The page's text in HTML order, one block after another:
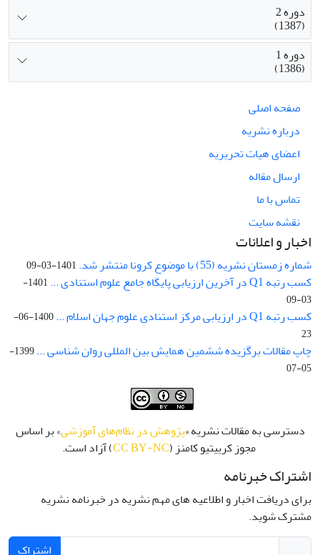
دوره 2
(1387)
دوره 1
(1386)
صفحه اصلی
درباره نشریه
اعضای هیات تحریریه
ارسال مقاله
تماس با ما
نقشه سایت
اخبار و اعلانات
شماره زمستان نشریه (55) با موضوع کرونا منتشر شد. 1401-03-09
کسب رتبه Q1 در آخرین ارزیابی پایگاه جامع علوم استنادی ...
1401-
03-09
کسب رتبه Q1 در ارزیابی مرکز استنادی علوم جهان اسلام ...
1400-06-
23
چاپ مقالات برگزیده ششمین همایش بین المللی روان شناسی ...
1399-
05-07
دسترسی به مقالات نشریه «پژوهش در نظام‌های آموزشی» بر اساس
مجوز کرییتیو کامنز (CC BY-NC) آزاد است.
اشتراک خبرنامه
برای دریافت اخبار و اطلاعیه های مهم نشریه در خبرنامه نشریه
مشترک شوید.
اشتراک